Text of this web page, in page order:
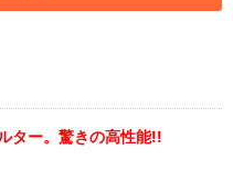
ター。驚きの高性能!!